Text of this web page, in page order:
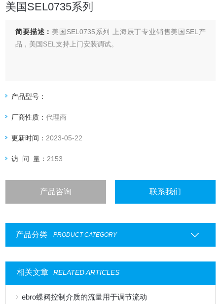
美国SEL0735系列
简要描述： 美国SEL0735系列 上海辰丁专业销售美国SEL产
品，美国SEL支持上门安装调试。
产品型号：
厂商性质：代理商
更新时间： 2023-05-22
访 问 量： 2153
产品咨询 联系我们
产品分类 PRODUCT CATEGORY
相关文章 RELATED ARTICLES
ebro蝶阀控制介质的流量用于调节流动